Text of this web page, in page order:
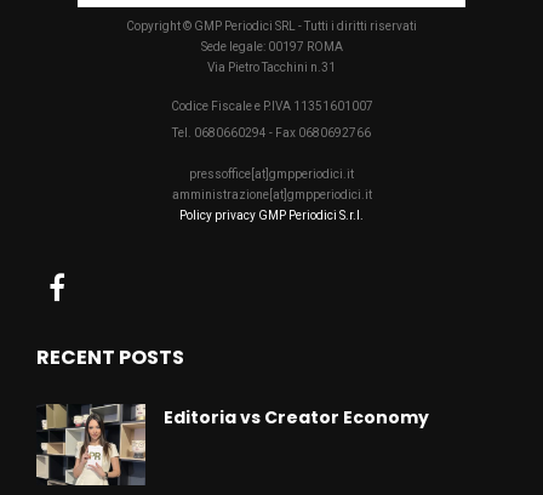
Copyright © GMP Periodici SRL - Tutti i diritti riservati
Sede legale: 00197 ROMA
Via Pietro Tacchini n.31
Codice Fiscale e P.IVA 11351601007
Tel. 0680660294 - Fax 0680692766
pressoffice[at]gmpperiodici.it
amministrazione[at]gmpperiodici.it
Policy privacy GMP Periodici S.r.l.
RECENT POSTS
Editoria vs Creator Economy